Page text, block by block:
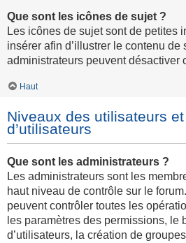
Que sont les icônes de sujet ?
Les icônes de sujet sont de petites
insérer afin d’illustrer le contenu de
administrateurs peuvent désactiver
Haut
Niveaux des utilisateurs
d’utilisateurs
Que sont les administrateurs ?
Les administrateurs sont les
haut niveau de contrôle sur le
peuvent contrôler toutes les
les paramètres des permissions, le
d’utilisateurs, la création de